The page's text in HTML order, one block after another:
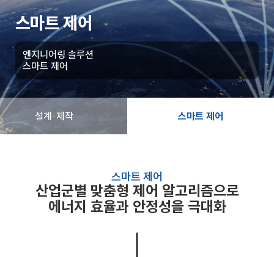
스마트 제어
엔지니어링 솔루션
스마트 제어
설계·제작 스마트 제어
스마트 제어
산업군별 맞춤형 제어 알고리즘으로
에너지 효율과 안정성을 극대화